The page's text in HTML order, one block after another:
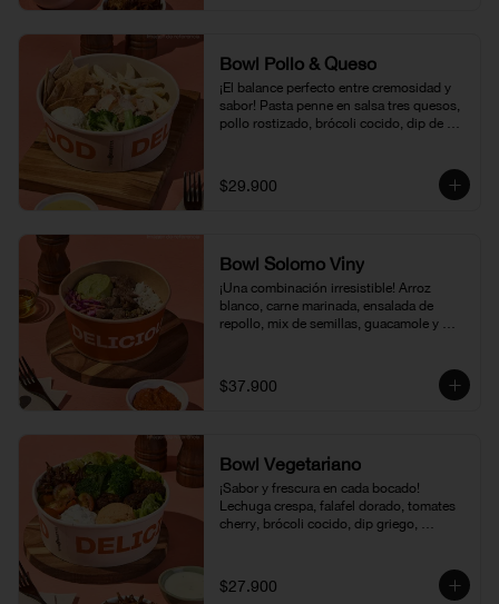
Bowl Pollo & Queso
¡El balance perfecto entre cremosidad y
sabor! Pasta penne en salsa tres quesos,
pollo rostizado, brócoli cocido, dip de
sabroso y hecho para disfrutar sin culpa.
$29.900
Bowl Solomo Viny
¡Una combinación irresistible! Arroz
blanco, carne marinada, ensalada de
repollo, mix de semillas, guacamole y
balance perfecto entre lo fresco y lo
sustancioso.
$37.900
Bowl Vegetariano
¡Sabor y frescura en cada bocado!
Lechuga crespa, falafel dorado, tomates
cherry, brócoli cocido, dip griego,
frescos, en una versión completamente
vegetariana.
$27.900